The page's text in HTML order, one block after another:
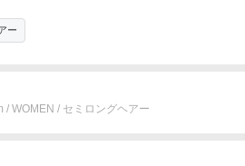
ー
/ WOMEN / セミロングヘアー